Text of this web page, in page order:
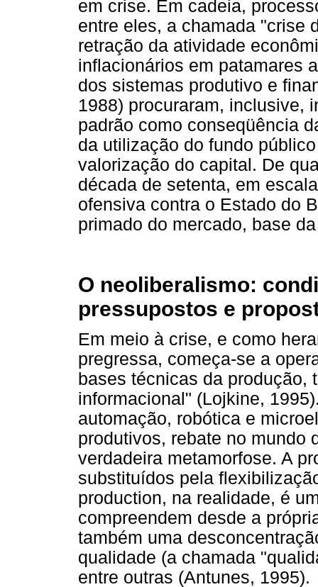
em crise. Em cadeia,
entre eles, a chamada "crise
retração da atividade
inflacionários em patamares
dos sistemas produtivo e
1988) procuraram, inclusive,
padrão como conseqüência
da utilização do fundo
valorização do capital. De
década de setenta, em
ofensiva contra o Estado do
primado do mercado, base
O neoliberalismo:
pressupostos e
Em meio à crise, e como
pregressa, começa-se a
bases técnicas da produção,
informacional" (Lojkine,
automação, robótica e
produtivos, rebate no mundo
verdadeira metamorfose. A
substituídos pela
production, na realidade, é
compreendem desde a
também uma
qualidade (a chamada
entre outras (Antunes, 1995).